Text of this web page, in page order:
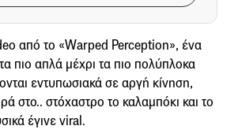
από το «Warped Perception», ένα
πιο απλά μέχρι τα πιο πολύπλοκα
εντυπωσιακά σε αργή κίνηση,
στο.. στόχαστρο το καλαμπόκι και το
έγινε viral.